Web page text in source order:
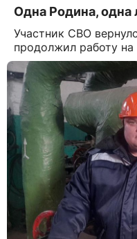
Одна Родина, одна
Участник СВО
продолжил работу